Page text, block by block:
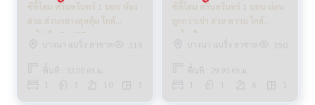
ซิตี้โฮม ศรีนครินทร์ 1 นอน ห้อง
สวย ส่วนกลางสุดคุ้ม ใกล้
รถไฟฟ้า_Do627
บางนา แบริ่ง ลาซาล
319
พื้นที่ : 32.00 ตร.ม.
10
ซิตี้โฮม ศรีนครินทร์ 1 นอน ผ่อน
ถูกกว่าเช่า สวย หวาน ใกล้
รถไฟฟ้า
บางนา แบริ่ง ลาซาล
350
พื้นที่ : 29.90 ตร.ม.
6